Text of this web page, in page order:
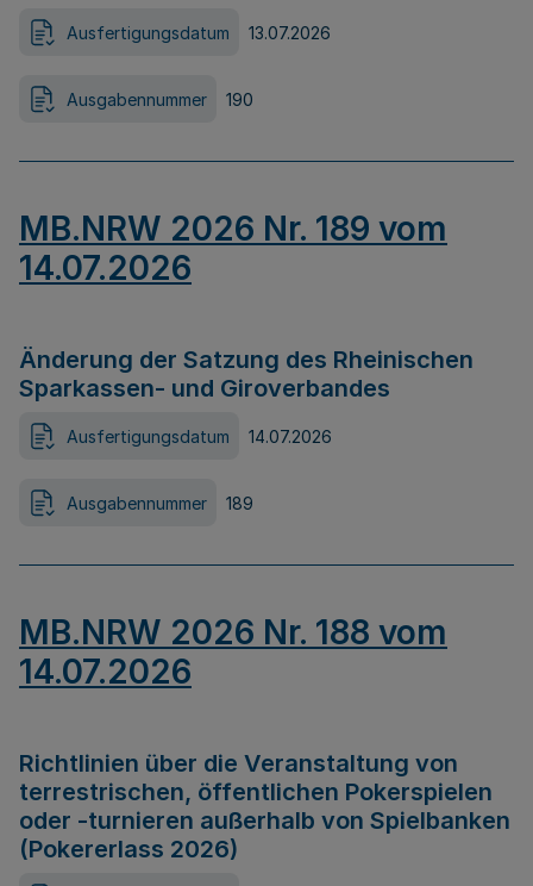
Ausfertigungsdatum 13.07.2026
Ausgabennummer 190
MB.NRW 2026 Nr. 189 vom
14.07.2026
Änderung der Satzung des Rheinischen
Sparkassen- und Giroverbandes
Ausfertigungsdatum 14.07.2026
Ausgabennummer 189
MB.NRW 2026 Nr. 188 vom
14.07.2026
Richtlinien über die Veranstaltung von
terrestrischen, öffentlichen Pokerspielen
oder -turnieren außerhalb von Spielbanken
(Pokererlass 2026)